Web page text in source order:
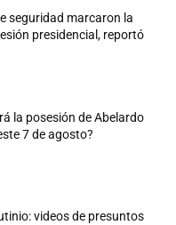
seguridad marcaron la
presidencial, reportó
la posesión de Abelardo
7 de agosto?
videos de presuntos